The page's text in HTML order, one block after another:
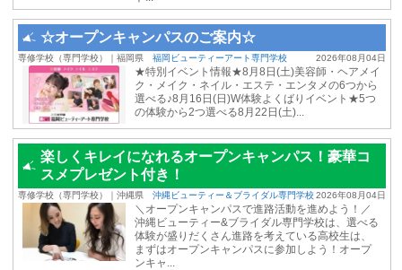
☆オープンキャンパスのご案内☆
2026年08月04日
専修学校（専門学校）｜福岡県 福岡ビューティーアート専門学校
★特別イベント情報★8月8日(土)美容師・ヘアメイ
ク・メイク・ネイル・エステ・エンタメの6つから
選べる♪8月16日(日)W体験よくばりイベント★5つ
の体験から2つ選べる8月22日(土)...
楽しくキレイになれるオープンキャンパス！豪華コ
スメプレゼント付き！
2026年08月04日
専修学校（専門学校）｜沖縄県 沖縄ビューティー＆ブライダル専門学校
＼オープンキャンパスで進路活動を進めよう！／
沖縄ビューティー&ブライダル専門学校は、選べる
体験が盛りだくさん進路を考えている高校生は、
まずはオープンキャンパスに参加しよう！オープ
ンキャ...